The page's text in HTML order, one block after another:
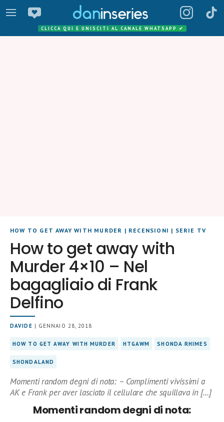
CLICCA QUI E UNISCITI AL CANALE WHATSAPP ✔
HOW TO GET AWAY WITH MURDER | RECENSIONI | SERIE TV
How to get away with
Murder 4×10 – Nel
bagagliaio di Frank
Delfino
DAVIDE | GENNAIO 28, 2018
HOW TO GET AWAY WITH MURDER HTGAWM SHONDA RHIMES
SHONDALAND
Momenti random degni di nota: – Complimenti vivissimi a
AK e Frank per aver lasciato il cellulare che squillava in […]
Momenti random degni di nota: